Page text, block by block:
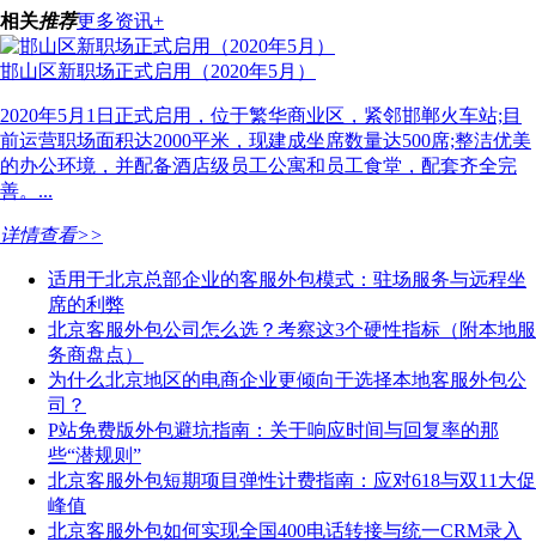
相关推荐更多资讯+
邯山区新职场正式启用（2020年5月）
2020年5月1日正式启用，位于繁华商业区，紧邻邯郸火车站;目
前运营职场面积达2000平米，现建成坐席数量达500席;整洁优美
的办公环境，并配备酒店级员工公寓和员工食堂，配套齐全完
善。...
详情查看>>
适用于北京总部企业的客服外包模式：驻场服务与远程坐
席的利弊
北京客服外包公司怎么选？考察这3个硬性指标（附本地服
务商盘点）
为什么北京地区的电商企业更倾向于选择本地客服外包公
司？
P站免费版外包避坑指南：关于响应时间与回复率的那
些“潜规则”
北京客服外包短期项目弹性计费指南：应对618与双11大促
峰值
北京客服外包如何实现全国400电话转接与统一CRM录入